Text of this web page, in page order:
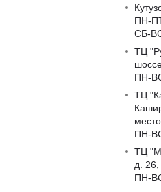
ПН-
СБ-
ТЦ
ПН-
ТЦ
ПН-
ТЦ
д. 26,
ПН-